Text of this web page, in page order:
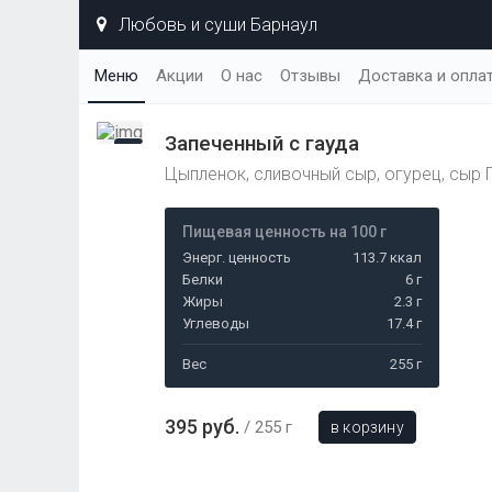
Любовь и суши Барнаул
Меню Акции О нас Отзывы Доставка и
Запеченный с гауда
Цыпленок, сливочный сыр, огурец, сыр
Пищевая ценность на 100 г
Энерг. ценность
113.7 ккал
Белки
6 г
Жиры
2.3 г
Углеводы
17.4 г
Вес 255 г
395 руб. 255 г в корзину